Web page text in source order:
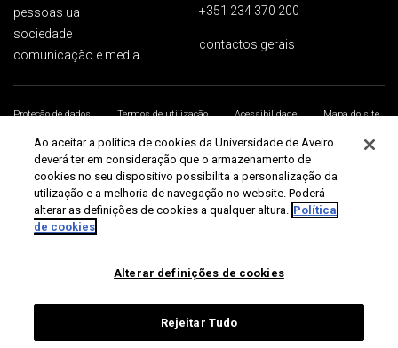
pessoas ua
sociedade
comunicação e media
+351 234 370 200
contactos gerais
Proteção de dados Termos de utilização Acessibilidade
Mapa do site
Universidade de Aveiro 2026
Ao aceitar a política de cookies da Universidade de Aveiro
deverá ter em consideração que o armazenamento de
cookies no seu dispositivo possibilita a personalização da
utilização e a melhoria de navegação no website. Poderá
alterar as definições de cookies a qualquer altura. Política
de cookies
Alterar definições de cookies
Rejeitar Tudo